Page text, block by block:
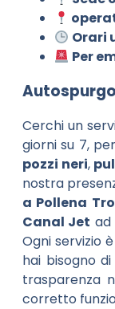
Orari
Per
Cerchi un
giorni su 7,
pozzi neri,
nostra
a Pollena
Canal Jet
Ogni servizio
hai bisogno
trasparenza
corretto